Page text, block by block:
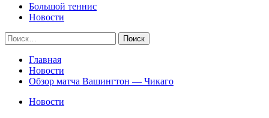
Большой теннис
Новости
Найти:
Главная
Новости
Обзор матча Вашингтон ― Чикаго
Новости